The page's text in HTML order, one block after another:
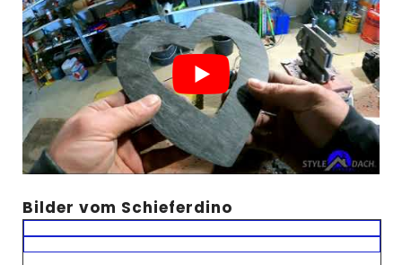
Bilder vom Schieferdino